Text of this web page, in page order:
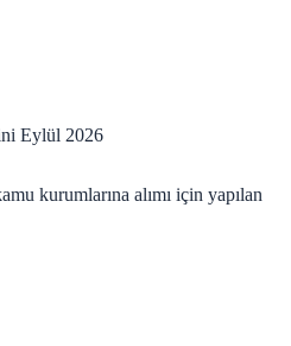
Eylül 2026
kurumlarına alımı için yapılan